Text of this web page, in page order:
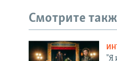
Смотрите
"Я